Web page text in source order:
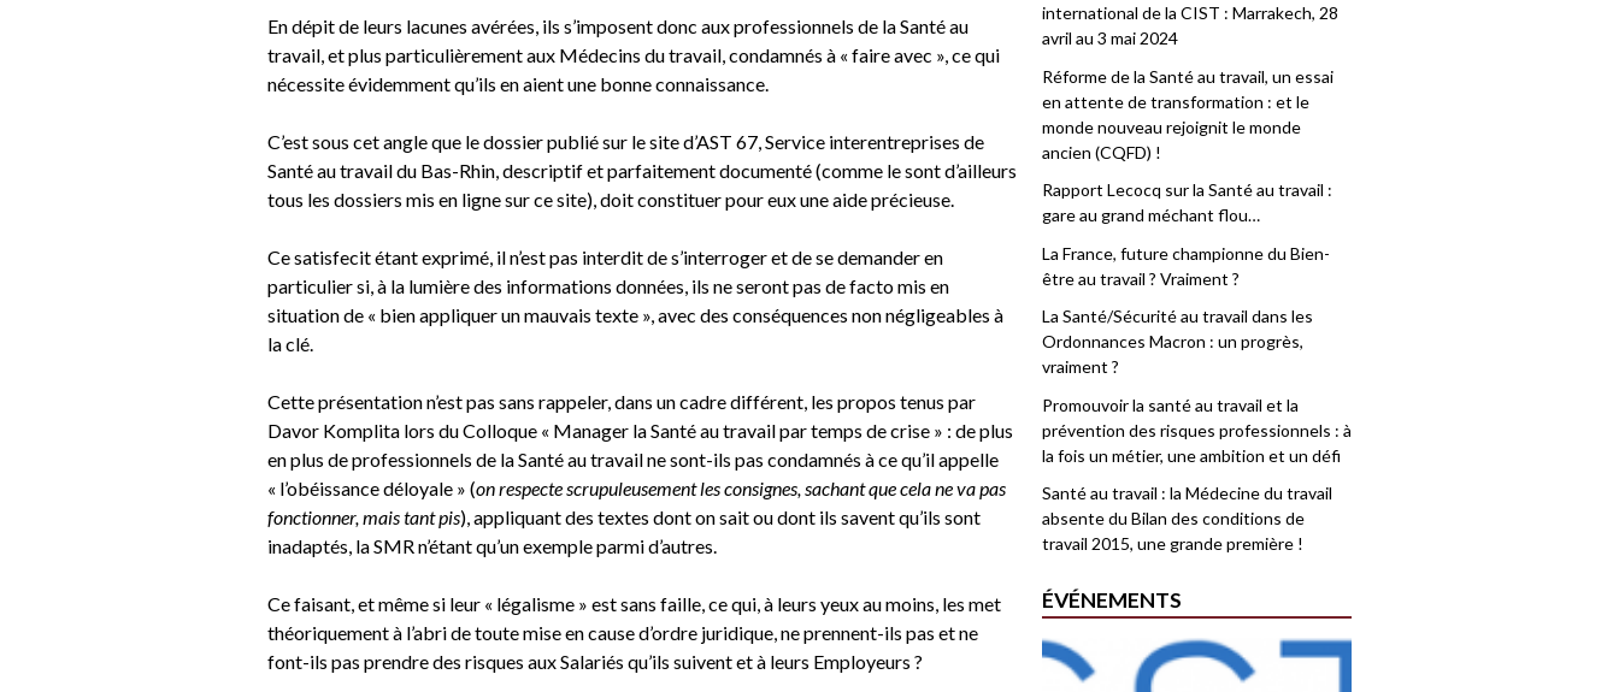
En dépit de leurs lacunes avérées, ils s’imposent donc aux professionnels de la Santé au
travail, et plus particulièrement aux Médecins du travail, condamnés à « faire avec », ce qui
nécessite évidemment qu’ils en aient une bonne connaissance.
C’est sous cet angle que le dossier publié sur le site d’AST 67, Service interentreprises de
Santé au travail du Bas-Rhin, descriptif et parfaitement documenté (comme le sont d’ailleurs
tous les dossiers mis en ligne sur ce site), doit constituer pour eux une aide précieuse.
Ce satisfecit étant exprimé, il n’est pas interdit de s’interroger et de se demander en
particulier si, à la lumière des informations données, ils ne seront pas de facto mis en
situation de « bien appliquer un mauvais texte », avec des conséquences non négligeables à
la clé.
Cette présentation n’est pas sans rappeler, dans un cadre différent, les propos tenus par
Davor Komplita lors du Colloque « Manager la Santé au travail par temps de crise » : de plus
en plus de professionnels de la Santé au travail ne sont-ils pas condamnés à ce qu’il appelle
« l’obéissance déloyale » (on respecte scrupuleusement les consignes, sachant que cela ne va pas
fonctionner, mais tant pis), appliquant des textes dont on sait ou dont ils savent qu’ils sont
inadaptés, la SMR n’étant qu’un exemple parmi d’autres.
Ce faisant, et même si leur « légalisme » est sans faille, ce qui, à leurs yeux au moins, les met
théoriquement à l’abri de toute mise en cause d’ordre juridique, ne prennent-ils pas et ne
font-ils pas prendre des risques aux Salariés qu’ils suivent et à leurs Employeurs ?
international de la CIST : Marrakech, 28
avril au 3 mai 2024
Réforme de la Santé au travail, un essai
en attente de transformation : et le
monde nouveau rejoignit le monde
ancien (CQFD) !
Rapport Lecocq sur la Santé au travail :
gare au grand méchant flou…
La France, future championne du Bien-
être au travail ? Vraiment ?
La Santé/Sécurité au travail dans les
Ordonnances Macron : un progrès,
vraiment ?
Promouvoir la santé au travail et la
prévention des risques professionnels : à
la fois un métier, une ambition et un défi
Santé au travail : la Médecine du travail
absente du Bilan des conditions de
travail 2015, une grande première !
ÉVÉNEMENTS